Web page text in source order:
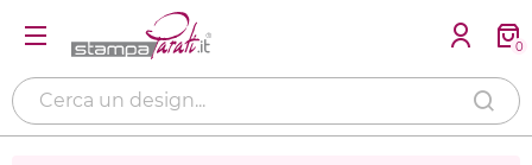
0